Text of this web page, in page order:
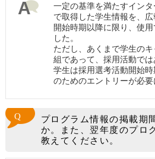
一定の基準を満たすインタ
で取得した学生情報を、
開始時期以降に限り、使
した。
ただし、あくまで学生の
組であって、採用活動では
学生は採用選考活動開始
のためのエントリーが必要
プログラム情報の掲載期
か。また、翌年度のプロ
教えてください。